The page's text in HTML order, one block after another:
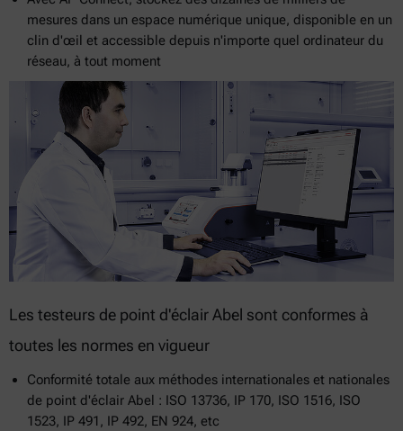
mesures dans un espace numérique unique, disponible en un
clin d'œil et accessible depuis n'importe quel ordinateur du
réseau, à tout moment
Les testeurs de point d'éclair Abel sont conformes à
toutes les normes en vigueur
Conformité totale aux méthodes internationales et nationales
de point d'éclair Abel : ISO 13736, IP 170, ISO 1516, ISO
1523, IP 491, IP 492, EN 924, etc